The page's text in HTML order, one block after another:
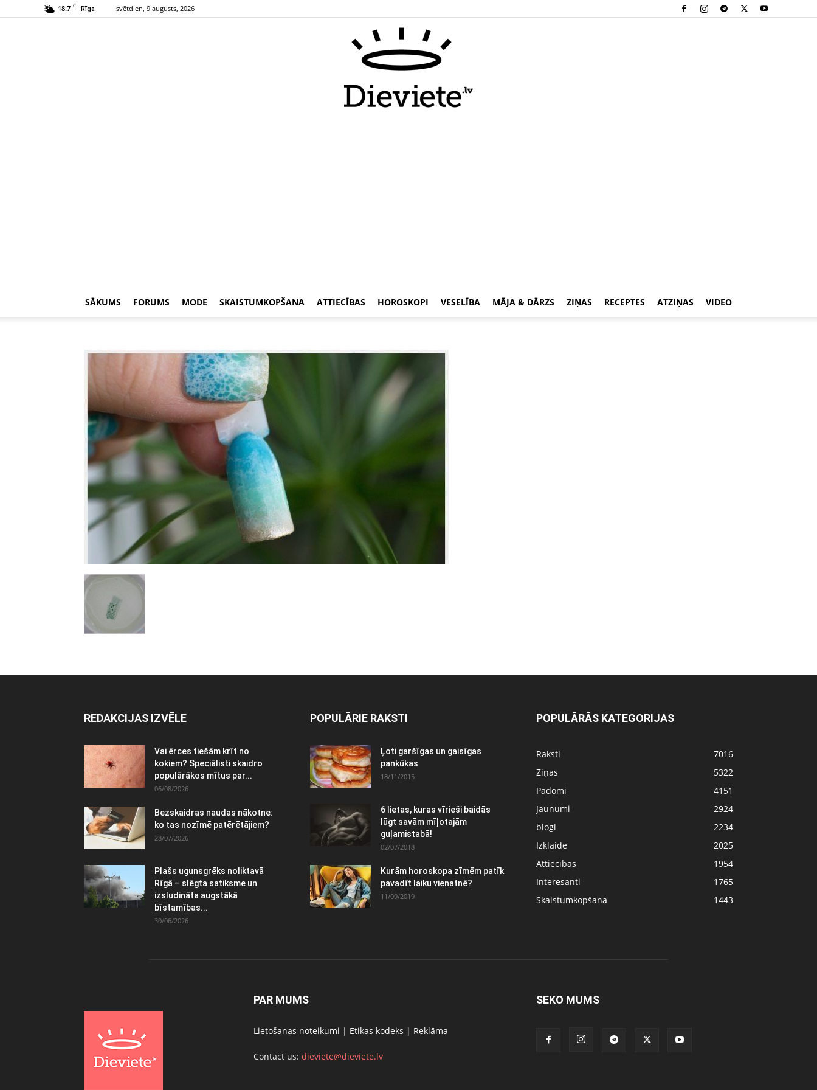
18.7 C Rīga svētdien, 9 augusts, 2026
SĀKUMS FORUMS MODE SKAISTUMKOPŠANA ATTIECĪBAS HOROSKOPI VESELĪBA MĀJA & DĀRZS ZIŅAS RECEPTES ATZIŅAS VIDEO
REDAKCIJAS IZVĒLE
Vai ērces tiešām krīt no
kokiem? Speciālisti skaidro
populārākos mītus par...
06/08/2026
Bezskaidras naudas nākotne:
ko tas nozīmē patērētājiem?
28/07/2026
Plašs ugunsgrēks noliktavā
Rīgā – slēgta satiksme un
izsludināta augstākā
bīstamības...
30/06/2026
POPULĀRIE RAKSTI
Ļoti garšīgas un gaisīgas
pankūkas
18/11/2015
6 lietas, kuras vīrieši baidās
lūgt savām mīļotajām
guļamistabā!
02/07/2018
Kurām horoskopa zīmēm patīk
pavadīt laiku vienatnē?
11/09/2019
POPULĀRĀS KATEGORIJAS
Raksti
7016
Ziņas
5322
Padomi
4151
Jaunumi
2924
blogi
2234
Izklaide
2025
Attiecības
1954
Interesanti
1765
Skaistumkopšana
1443
PAR MUMS
Lietošanas noteikumi | Ētikas kodeks | Reklāma
Contact us: dieviete@dieviete.lv
SEKO MUMS